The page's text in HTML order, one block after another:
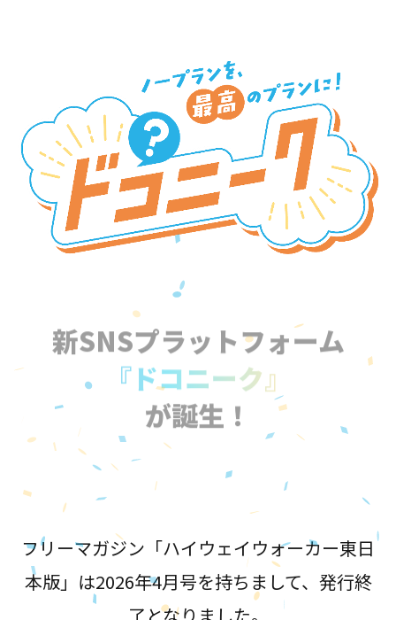
新SNSプラットフォーム
『ドコニーク』
が誕生！
フリーマガジン「ハイウェイウォーカー東日
本版」は2026年4月号を持ちまして、発行終